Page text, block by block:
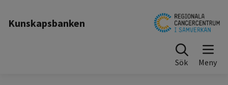
Kunskapsbanken
Sök